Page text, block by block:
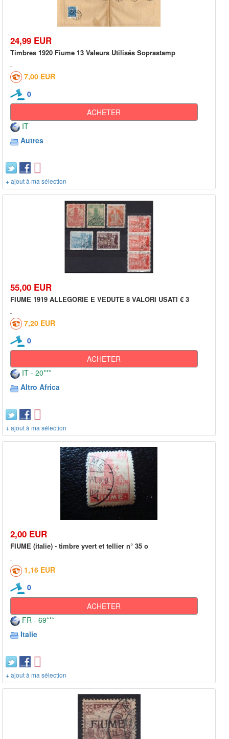
24,99 EUR
Timbres 1920 Fiume 13 Valeurs Utilisés Soprastamp
7,00 EUR
0
ACHETER
IT
Autres
+ ajout à ma sélection
55,00 EUR
FIUME 1919 ALLEGORIE E VEDUTE 8 VALORI USATI € 3
7,20 EUR
0
ACHETER
IT - 20***
Altro Africa
+ ajout à ma sélection
2,00 EUR
FIUME (italie) - timbre yvert et tellier n° 35 o
1,16 EUR
0
ACHETER
FR - 69***
Italie
+ ajout à ma sélection